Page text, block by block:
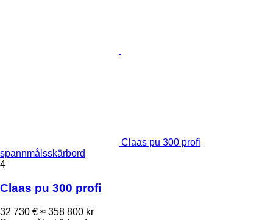
Claas pu 300 profi
spannmålsskärbord
4
Claas pu 300 profi
32 730 € ≈ 358 800 kr